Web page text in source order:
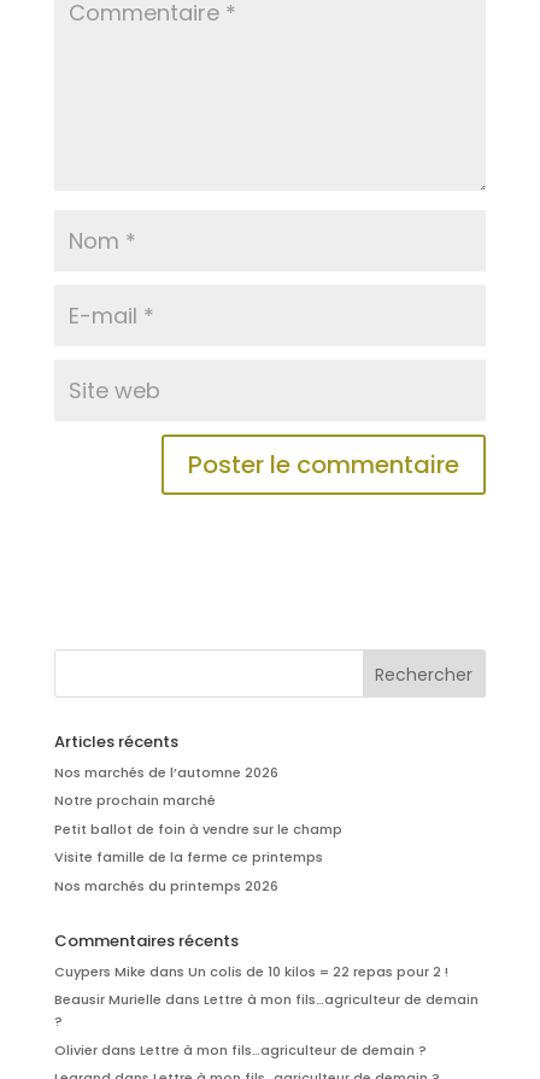
Articles récents
Nos marchés de l’automne 2026
Notre prochain marché
Petit ballot de foin à vendre sur le champ
Visite famille de la ferme ce printemps
Nos marchés du printemps 2026
Commentaires récents
Cuypers Mike dans Un colis de 10 kilos = 22 repas pour 2 !
Beausir Murielle dans Lettre à mon fils…agriculteur de demain
?
Olivierdans Lettre à mon fils…agriculteur de demain ?